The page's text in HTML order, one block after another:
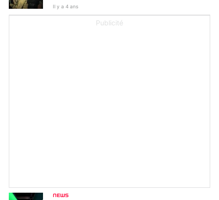
Il y a 4 ans
Publicité
NEWS